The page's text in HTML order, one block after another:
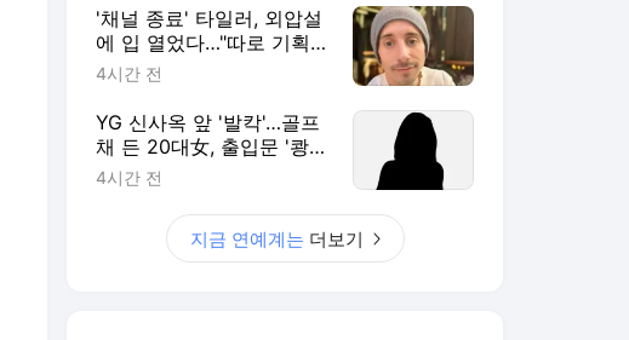
'채널 종료' 타일러, 외압설
에 입 열었다…"따로 기획
한 내용, 혼란 겪었다면 죄
4시간 전
YG 신사옥 앞 '발칵'…골프
채 든 20대女, 출입문 '쾅
쾅'→현행범 체포
4시간 전
지금 연예계는 더보기